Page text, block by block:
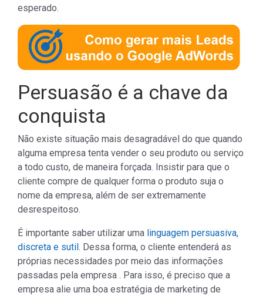
esperado.
Persuasão é a chave da
conquista
Não existe situação mais desagradável do que quando
alguma empresa tenta vender o seu produto ou serviço
a todo custo, de maneira forçada. Insistir para que o
cliente compre de qualquer forma o produto suja o
nome da empresa, além de ser extremamente
desrespeitoso.
É importante saber utilizar uma linguagem persuasiva,
discreta e sutil. Dessa forma, o cliente entenderá as
próprias necessidades por meio das informações
passadas pela empresa . Para isso, é preciso que a
empresa alie uma boa estratégia de marketing de